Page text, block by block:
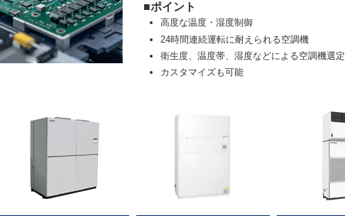
■ポイント
高度な温度・湿度制御
24時間連続運転に耐えられる空調機
衛生度、温度帯、湿度などによる空調機選定
カスタマイズも可能